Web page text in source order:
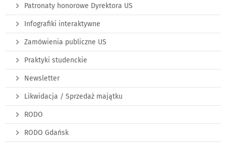
Patronaty honorowe Dyrektora US
Infografiki interaktywne
Zamówienia publiczne US
Praktyki studenckie
Newsletter
Likwidacja / Sprzedaż majątku
RODO
RODO Gdańsk